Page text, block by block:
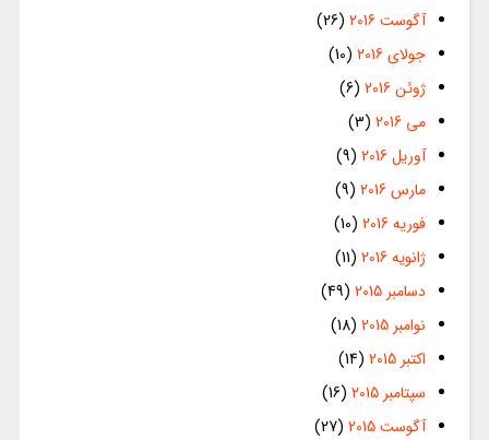
آگوست 2016
(26)
جولای 2016
(10)
ژوئن 2016
(6)
می 2016
(3)
آوریل 2016
(9)
مارس 2016
(9)
فوریه 2016
(10)
ژانویه 2016
(11)
دسامبر 2015
(49)
نوامبر 2015
(18)
اکتبر 2015
(14)
سپتامبر 2015
(16)
آگوست 2015
(27)